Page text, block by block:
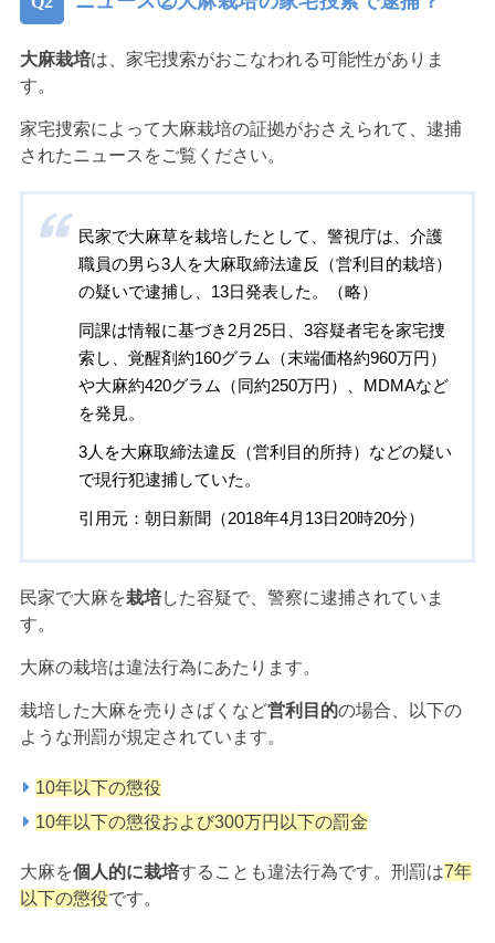
大麻栽培は、家宅捜索がおこなわれる可能性がありま
す。
家宅捜索によって大麻栽培の証拠がおさえられて、逮捕
されたニュースをご覧ください。
民家で大麻草を栽培したとして、警視庁は、介護
職員の男ら3人を大麻取締法違反（営利目的栽培）
の疑いで逮捕し、13日発表した。（略）
同課は情報に基づき2月25日、3容疑者宅を家宅捜
索し、覚醒剤約160グラム（末端価格約960万円）
や大麻約420グラム（同約250万円）、MDMAなど
を発見。
3人を大麻取締法違反（営利目的所持）などの疑い
で現行犯逮捕していた。
引用元：朝日新聞（2018年4月13日20時20分）
民家で大麻を栽培した容疑で、警察に逮捕されていま
す。
大麻の栽培は違法行為にあたります。
栽培した大麻を売りさばくなど営利目的の場合、以下の
ような刑罰が規定されています。
10年以下の懲役
10年以下の懲役および300万円以下の罰金
大麻を個人的に栽培することも違法行為です。刑罰は7年
以下の懲役です。